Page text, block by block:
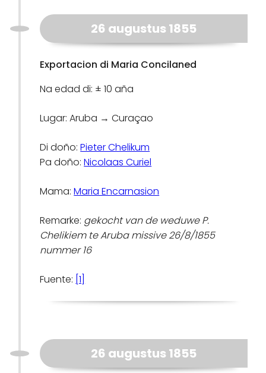
26 augustus 1855
Exportacion di Maria Concilaned
Na edad di: ± 10 aña
Lugar: Aruba → Curaçao
Di doño:Pieter Chelikum
Pa doño:Nicolaas Curiel
Mama:Maria Encarnasion
Remarke: gekocht van de weduwe P.
Chelikiem te Aruba missive 26/8/1855
nummer 16
Fuente: [1]
26 augustus 1855